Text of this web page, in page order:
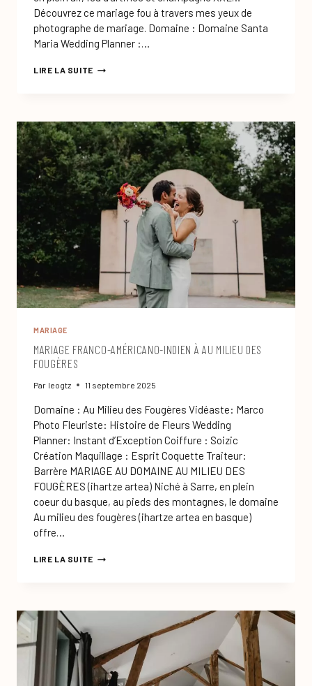
Découvrez ce mariage fou à travers mes yeux de
photographe de mariage. Domaine : Domaine Santa
Maria Wedding Planner :…
LIRE LA SUITEMARIAGE
MARIAGE
MARIAGE FRANCO-AMÉRICANO-INDIEN À AU MILIEU DES
FOUGÈRES
Par leogtz 11 septembre 2025
Domaine : Au Milieu des Fougères Vidéaste: Marco
Photo Fleuriste: Histoire de Fleurs Wedding
Planner: Instant d’Exception Coiffure : Soizic
Création Maquillage : Esprit Coquette Traiteur:
Barrère MARIAGE AU DOMAINE AU MILIEU DES
FOUGÈRES (ihartze artea) Niché à Sarre, en plein
coeur du basque, au pieds des montagnes, le domaine
Au milieu des fougères (ihartze artea en basque)
offre…
LIRE LA SUITEMARIAGE
FOUGÈRES